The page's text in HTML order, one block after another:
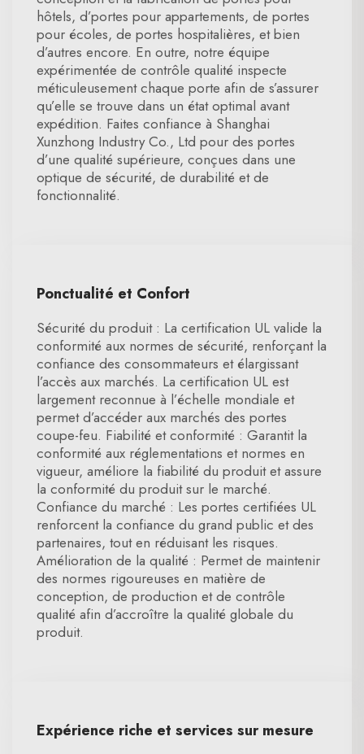
hôtels, d’portes pour appartements, de portes
pour écoles, de portes hospitalières, et bien
d’autres encore. En outre, notre équipe
expérimentée de contrôle qualité inspecte
méticuleusement chaque porte afin de s’assurer
qu’elle se trouve dans un état optimal avant
expédition. Faites confiance à Shanghai
Xunzhong Industry Co., Ltd pour des portes
d’une qualité supérieure, conçues dans une
optique de sécurité, de durabilité et de
fonctionnalité.
Ponctualité et Confort
Sécurité du produit : La certification UL valide la
conformité aux normes de sécurité, renforçant la
confiance des consommateurs et élargissant
l’accès aux marchés. La certification UL est
largement reconnue à l’échelle mondiale et
permet d’accéder aux marchés des portes
coupe-feu. Fiabilité et conformité : Garantit la
conformité aux réglementations et normes en
vigueur, améliore la fiabilité du produit et assure
la conformité du produit sur le marché.
Confiance du marché : Les portes certifiées UL
renforcent la confiance du grand public et des
partenaires, tout en réduisant les risques.
Amélioration de la qualité : Permet de maintenir
des normes rigoureuses en matière de
conception, de production et de contrôle
qualité afin d’accroître la qualité globale du
produit.
Expérience riche et services sur mesure